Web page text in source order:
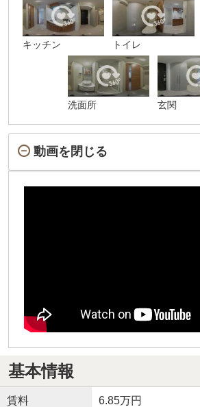
キッチン トイレ
洗面所 玄関
動画を閉じる
基本情報
賃料 6.85万円